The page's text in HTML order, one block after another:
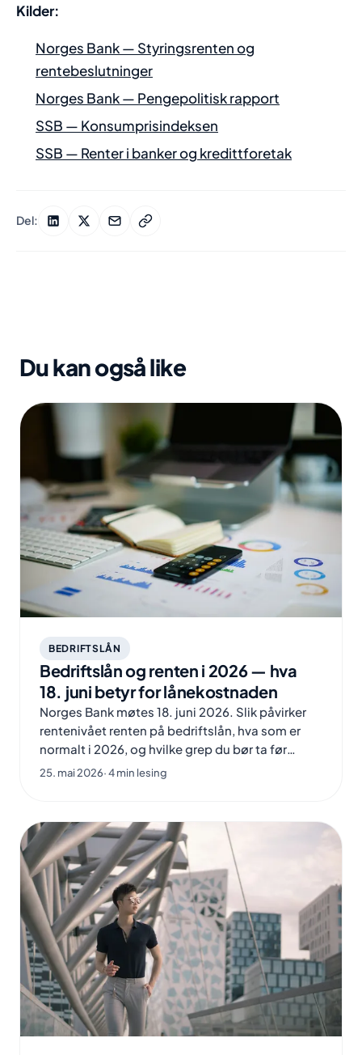
Kilder:
Norges Bank — Styringsrenten og
rentebeslutninger
Norges Bank — Pengepolitisk rapport
SSB — Konsumprisindeksen
SSB — Renter i banker og kredittforetak
Del:
Du kan også like
BEDRIFTSLÅN
Bedriftslån og renten i 2026 — hva
18. juni betyr for lånekostnaden
Norges Bank møtes 18. juni 2026. Slik påvirker
rentenivået renten på bedriftslån, hva som er
normalt i 2026, og hvilke grep du bør ta før
møtet.
25. mai 2026· 4 min lesing